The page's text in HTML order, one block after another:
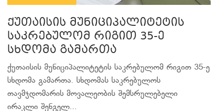
ქუთაისის მუნიციპალიტეტის
საკრებულომ რიგით 35-ე
სხდომა გამართა
ქუთაისის მუნიციპალიტეტის საკრებულომ რიგით 35-ე
სხდომა გამართა. სხდომას საკრებულოს
თავმჯდომარის მოვალეობის შემსრულებელი
ირაკლი შენგელ...